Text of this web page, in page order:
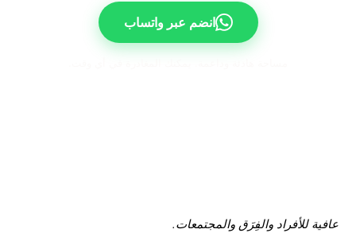
انضم عبر واتساب
عافية للأفراد والفِرَق والمجتمعات.